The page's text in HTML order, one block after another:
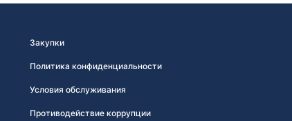
Закупки
Политика конфиденциальности
Условия обслуживания
Противодействие коррупции